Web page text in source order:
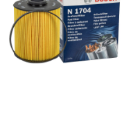
BOSCH